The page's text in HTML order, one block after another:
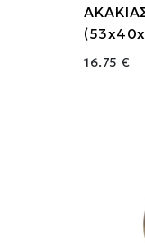
16.75 €